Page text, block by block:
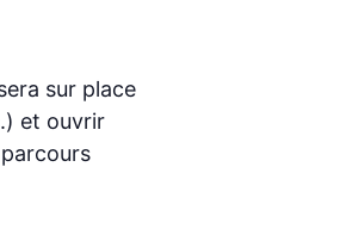
sur place
et ouvrir